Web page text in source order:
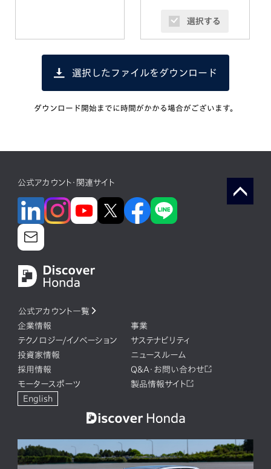
選択する
選択したファイルをダウンロード
ダウンロード開始までに時間がかかる場合がございます。
公式アカウント・関連サイト
公式アカウント一覧
企業情報
事業
テクノロジー/イノベーション
サステナビリティ
投資家情報
ニュースルーム
採用情報
Q&A・お問い合わせ
モータースポーツ
製品情報サイト
English